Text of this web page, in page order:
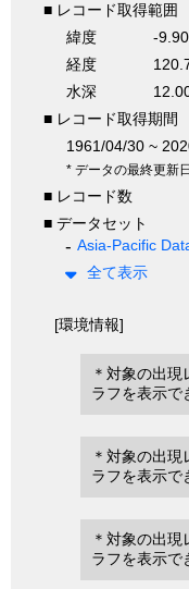
■ レコード取得範囲
緯度
-
経度
水深
■ レコード取得期間
1961/04/30 ~
* データの最終更新
■ レコード数
■ データセット
Asia-Pacific
全て表示
[環境情報]
＊対象の出
ラフを表示で
＊対象の出
ラフを表示で
＊対象の出
ラフを表示で